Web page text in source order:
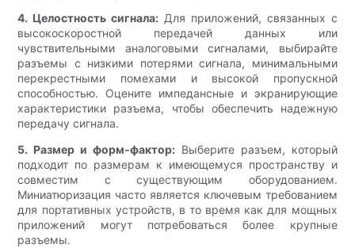
4. Целостность сигнала: Для приложений, связанных с
высокоскоростной передачей данных или
чувствительными аналоговыми сигналами, выбирайте
разъемы с низкими потерями сигнала, минимальными
перекрестными помехами и высокой пропускной
способностью. Оцените импедансные и экранирующие
характеристики разъема, чтобы обеспечить надежную
передачу сигнала.
5. Размер и форм-фактор: Выберите разъем, который
подходит по размерам к имеющемуся пространству и
совместим с существующим оборудованием.
Миниатюризация часто является ключевым требованием
для портативных устройств, в то время как для мощных
приложений могут потребоваться более крупные
разъемы.